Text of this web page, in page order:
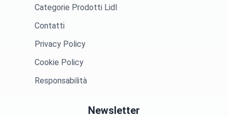
Categorie Prodotti Lidl
Contatti
Privacy Policy
Cookie Policy
Responsabilità
Newsletter